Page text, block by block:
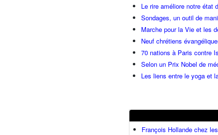
Le rire améliore notre état
Sondages, un outil de
Marche pour la Vie et les
Neuf chrétiens
70 nations à Paris contre
Selon un Prix Nobel de
Les liens entre le yoga et
François Hollande chez